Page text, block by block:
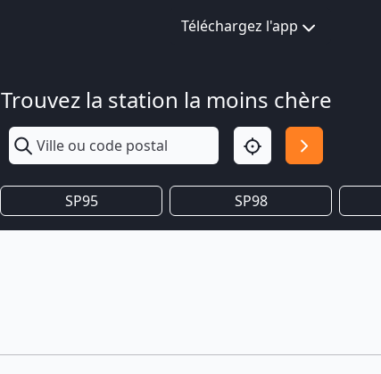
Téléchargez l'app
Trouvez la station la moins chère
SP95 SP98